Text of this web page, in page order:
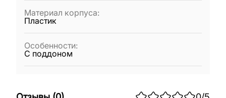
Материал корпуса:
Пластик
Особенности:
С поддоном